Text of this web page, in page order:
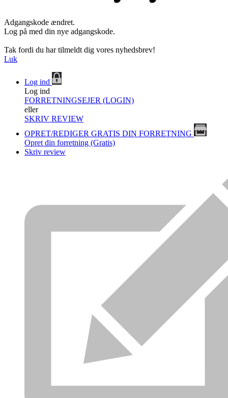
Adgangskode ændret.
Log på med din nye adgangskode.
Tak fordi du har tilmeldt dig vores nyhedsbrev!
Luk
Log ind
Log ind
FORRETNINGSEJER (LOGIN)
eller
SKRIV REVIEW
OPRET/REDIGER GRATIS DIN FORRETNING
Opret din forretning (Gratis)
Skriv review